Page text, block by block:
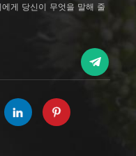
게 당신이 무엇을 말해 줄